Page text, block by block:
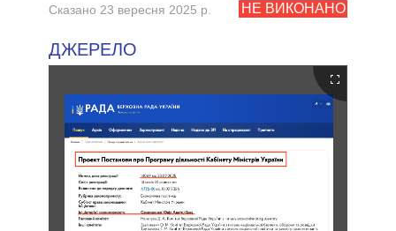
НЕ ВИКОНАНО
Сказано 23 вересня 2025 р.
ДЖЕРЕЛО